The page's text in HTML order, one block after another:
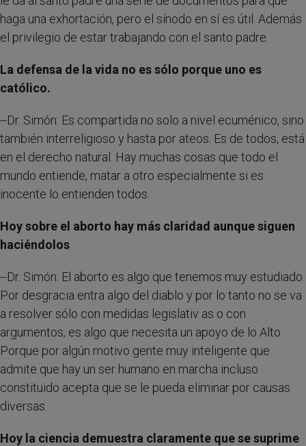
haga una exhortación, pero el sínodo en sí es útil. Además
el privilegio de estar trabajando con el santo padre.
La defensa de la vida no es sólo porque uno es
católico.
--Dr. Simón: Es compartida no solo a nivel ecuménico, sino
también interreligioso y hasta por ateos. Es de todos, está
en el derecho natural. Hay muchas cosas que todo el
mundo entiende, matar a otro especialmente si es
inocente lo entienden todos.
Hoy sobre el aborto hay más claridad aunque siguen
haciéndolos
--Dr. Simón: El aborto es algo que tenemos muy estudiado.
Por desgracia entra algo del diablo y por lo tanto no se va
a resolver sólo con medidas legislativ as o con
argumentos, es algo que necesita un apoyo de lo Alto.
Porque por algún motivo gente muy inteligente que
admite que hay un ser humano en marcha incluso
constituido acepta que se le pueda eliminar por causas
diversas.
Hoy la ciencia demuestra claramente que se suprime